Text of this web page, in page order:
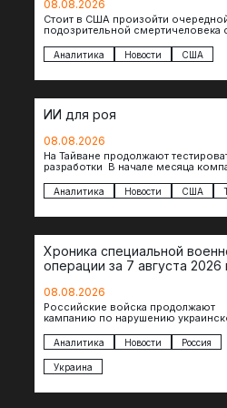
08.08.2026
Стоит в США произойти
подозрительной смертичеловека
как официальные версии снова
оказываются удивительно
Аналитика Новости США
ИИ для роя
08.08.2026
На Тайване продолжают
разработки В начале месяца
Аналитика Новости США
Хроника специальной
операции за 7 августа 2026
08.08.2026
Российские войска продолжают
кампанию по нарушению
сегодня атакованы еще по
два…
Аналитика Новости Россия
Украина